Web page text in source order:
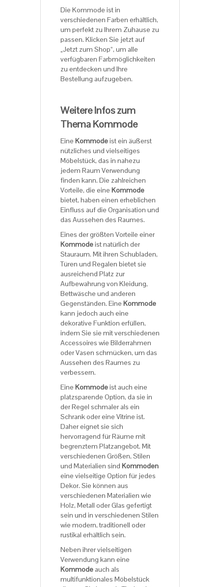
Die Kommode ist in
verschiedenen Farben erhältlich,
um perfekt zu Ihrem Zuhause zu
passen. Klicken Sie jetzt auf
„Jetzt zum Shop“, um alle
verfügbaren Farbmöglichkeiten
zu entdecken und Ihre
Bestellung aufzugeben.
Weitere Infos zum
Thema Kommode
Eine Kommodeist ein äußerst
nützliches und vielseitiges
Möbelstück, das in nahezu
jedem Raum Verwendung
finden kann. Die zahlreichen
Vorteile, die eine Kommode
bietet, haben einen erheblichen
Einfluss auf die Organisation und
das Aussehen des Raumes.
Eines der größten Vorteile einer
Kommodeist natürlich der
Stauraum. Mit ihren Schubladen,
Türen und Regalen bietet sie
ausreichend Platz zur
Aufbewahrung von Kleidung,
Bettwäsche und anderen
Gegenständen. Eine Kommode
kann jedoch auch eine
dekorative Funktion erfüllen,
indem Sie sie mit verschiedenen
Accessoires wie Bilderrahmen
oder Vasen schmücken, um das
Aussehen des Raumes zu
verbessern.
Eine Kommodeist auch eine
platzsparende Option, da sie in
der Regel schmaler als ein
Schrank oder eine Vitrine ist.
Daher eignet sie sich
hervorragend für Räume mit
begrenztem Platzangebot. Mit
verschiedenen Größen, Stilen
und Materialien sind Kommoden
eine vielseitige Option für jedes
Dekor. Sie können aus
verschiedenen Materialien wie
Holz, Metall oder Glas gefertigt
sein und in verschiedenen Stilen
wie modern, traditionell oder
rustikal erhältlich sein.
Neben ihrer vielseitigen
Verwendung kann eine
Kommodeauch als
multifunktionales Möbelstück